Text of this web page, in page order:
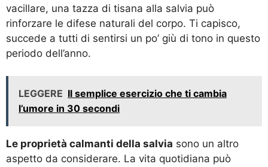
vacillare, una tazza di tisana alla salvia può
rinforzare le difese naturali del corpo. Ti capisco,
succede a tutti di sentirsi un po’ giù di tono in questo
periodo dell’anno.
LEGGERE Il semplice esercizio che ti cambia
l’umore in 30 secondi
Le proprietà calmanti della salvia sono un altro
aspetto da considerare. La vita quotidiana può